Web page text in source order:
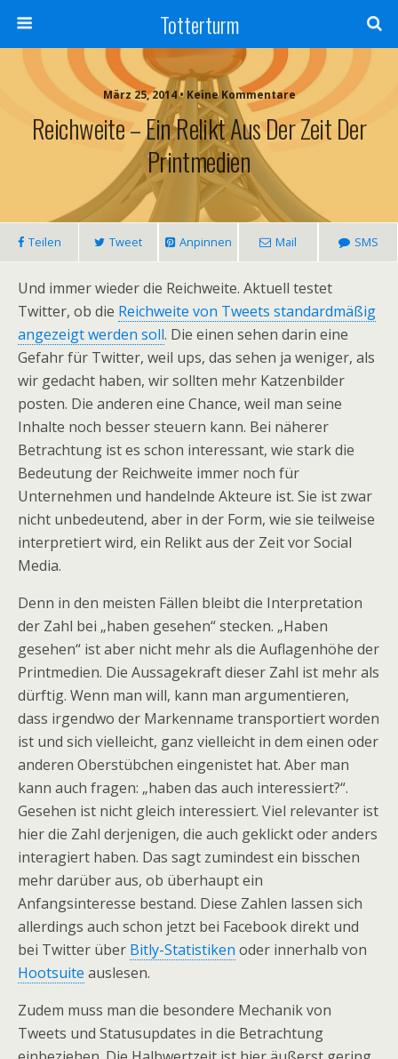
Totterturm
März 25, 2014 • Keine Kommentare
Reichweite – Ein Relikt Aus Der Zeit Der
Printmedien
Teilen Tweet Anpinnen Mail SMS
Und immer wieder die Reichweite. Aktuell testet
Twitter, ob die Reichweite von Tweets standardmäßig
angezeigt werden soll. Die einen sehen darin eine
Gefahr für Twitter, weil ups, das sehen ja weniger, als
wir gedacht haben, wir sollten mehr Katzenbilder
posten. Die anderen eine Chance, weil man seine
Inhalte noch besser steuern kann. Bei näherer
Betrachtung ist es schon interessant, wie stark die
Bedeutung der Reichweite immer noch für
Unternehmen und handelnde Akteure ist. Sie ist zwar
nicht unbedeutend, aber in der Form, wie sie teilweise
interpretiert wird, ein Relikt aus der Zeit vor Social
Media.
Denn in den meisten Fällen bleibt die Interpretation
der Zahl bei „haben gesehen“ stecken. „Haben
gesehen“ ist aber nicht mehr als die Auflagenhöhe der
Printmedien. Die Aussagekraft dieser Zahl ist mehr als
dürftig. Wenn man will, kann man argumentieren,
dass irgendwo der Markenname transportiert worden
ist und sich vielleicht, ganz vielleicht in dem einen oder
anderen Oberstübchen eingenistet hat. Aber man
kann auch fragen: „haben das auch interessiert?“.
Gesehen ist nicht gleich interessiert. Viel relevanter ist
hier die Zahl derjenigen, die auch geklickt oder anders
interagiert haben. Das sagt zumindest ein bisschen
mehr darüber aus, ob überhaupt ein
Anfangsinteresse bestand. Diese Zahlen lassen sich
allerdings auch schon jetzt bei Facebook direkt und
bei Twitter über Bitly-Statistiken oder innerhalb von
Hootsuite auslesen.
Zudem muss man die besondere Mechanik von
Tweets und Statusupdates in die Betrachtung